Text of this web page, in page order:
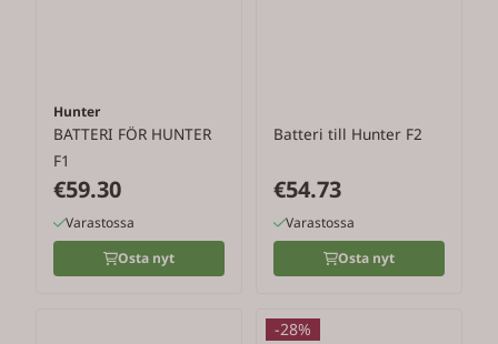
Hunter
BATTERI FÖR HUNTER
F1
€59.30
Varastossa
Osta nyt
Batteri till Hunter F2
€54.73
Varastossa
Osta nyt
-28%